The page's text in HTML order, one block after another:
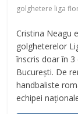
golghetere liga
Cristina Neagu
golgheterelor
înscris doar în
București. De
handbaliste
echipei